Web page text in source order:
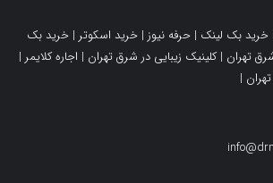
خرید بک لینک | حرفه نیوز | خرید اسکوتر | خرید بک
تهران |کلینیک زیبایی در شرق تهران | اجاره کلایمر |
|